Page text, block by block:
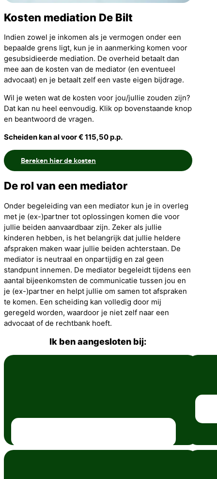
Kosten mediation De Bilt
Indien zowel je inkomen als je vermogen onder een
bepaalde grens ligt, kun je in aanmerking komen voor
gesubsidieerde mediation. De overheid betaalt dan
mee aan de kosten van de mediator (en eventueel
advocaat) en je betaalt zelf een vaste eigen bijdrage.
Wil je weten wat de kosten voor jou/jullie zouden zijn?
Dat kan nu heel eenvoudig. Klik op bovenstaande knop
en beantwoord de vragen.
Scheiden kan al voor € 115,50 p.p.
Bereken hier de kosten
De rol van een mediator
Onder begeleiding van een mediator kun je in overleg
met je (ex-)partner tot oplossingen komen die voor
jullie beiden aanvaardbaar zijn. Zeker als jullie
kinderen hebben, is het belangrijk dat jullie heldere
afspraken maken waar jullie beiden achterstaan. De
mediator is neutraal en onpartijdig en zal geen
standpunt innemen. De mediator begeleidt tijdens een
aantal bijeenkomsten de communicatie tussen jou en
je (ex-)partner en helpt jullie om samen tot afspraken
te komen. Een scheiding kan volledig door mij
geregeld worden, waardoor je niet zelf naar een
advocaat of de rechtbank hoeft.
Ik ben aangesloten bij: